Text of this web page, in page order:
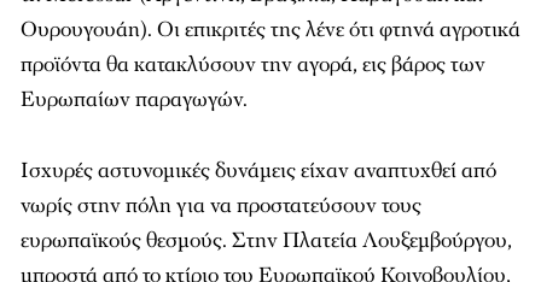
Ουρουγουάη). Οι επικριτές της λένε ότι φτηνά αγροτικά
προϊόντα θα κατακλύσουν την αγορά, εις βάρος των
Ευρωπαίων παραγωγών.
Ισχυρές αστυνομικές δυνάμεις είχαν αναπτυχθεί από
νωρίς στην πόλη για να προστατεύσουν τους
ευρωπαϊκούς θεσμούς. Στην Πλατεία Λουξεμβούργου,
μπροστά από το κτίριο του Ευρωπαϊκού Κοινοβουλίου,